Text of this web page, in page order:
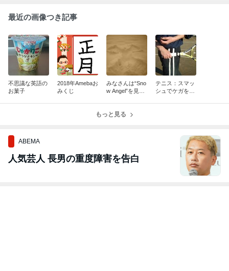
最近の画像つき記事
不思議な英語の
お菓子
2018年Amebaお
みくじ
みなさんは“Sno
w Angel”を見た
テニス：スマッ
シュでケガをし
もっと見る
ABEMA
人気芸人 長男の重度障害を告白